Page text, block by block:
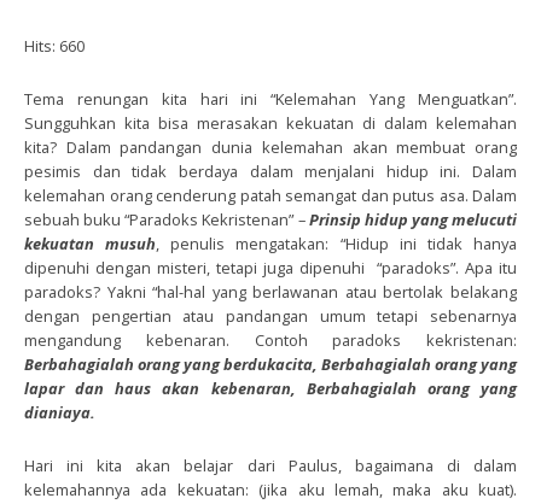
Hits: 660
Tema renungan kita hari ini “Kelemahan Yang Menguatkan”.
Sungguhkan kita bisa merasakan kekuatan di dalam kelemahan
kita? Dalam pandangan dunia kelemahan akan membuat orang
pesimis dan tidak berdaya dalam menjalani hidup ini. Dalam
kelemahan orang cenderung patah semangat dan putus asa. Dalam
sebuah buku “Paradoks Kekristenan” –Prinsip hidup yang melucuti
kekuatan musuh, penulis mengatakan: “Hidup ini tidak hanya
dipenuhi dengan misteri, tetapi juga dipenuhi “paradoks”. Apa itu
paradoks? Yakni “hal-hal yang berlawanan atau bertolak belakang
dengan pengertian atau pandangan umum tetapi sebenarnya
mengandung kebenaran. Contoh paradoks kekristenan:
Berbahagialah orang yang berdukacita, Berbahagialah orang yang
lapar dan haus akan kebenaran, Berbahagialah orang yang
dianiaya.
Hari ini kita akan belajar dari Paulus, bagaimana di dalam
kelemahannya ada kekuatan: (jika aku lemah, maka aku kuat).